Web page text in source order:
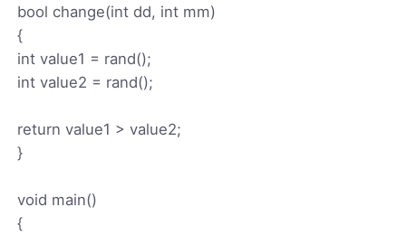
bool change(int dd, int mm)
{
int value1 = rand();
int value2 = rand();
return value1 > value2;
}
void main()
{